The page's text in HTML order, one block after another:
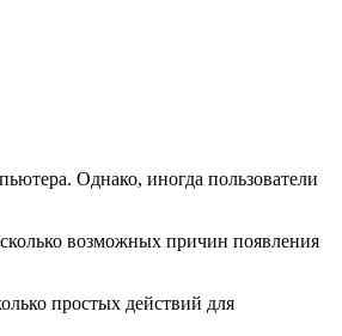
Однако, иногда пользователи
возможных причин появления
простых действий для